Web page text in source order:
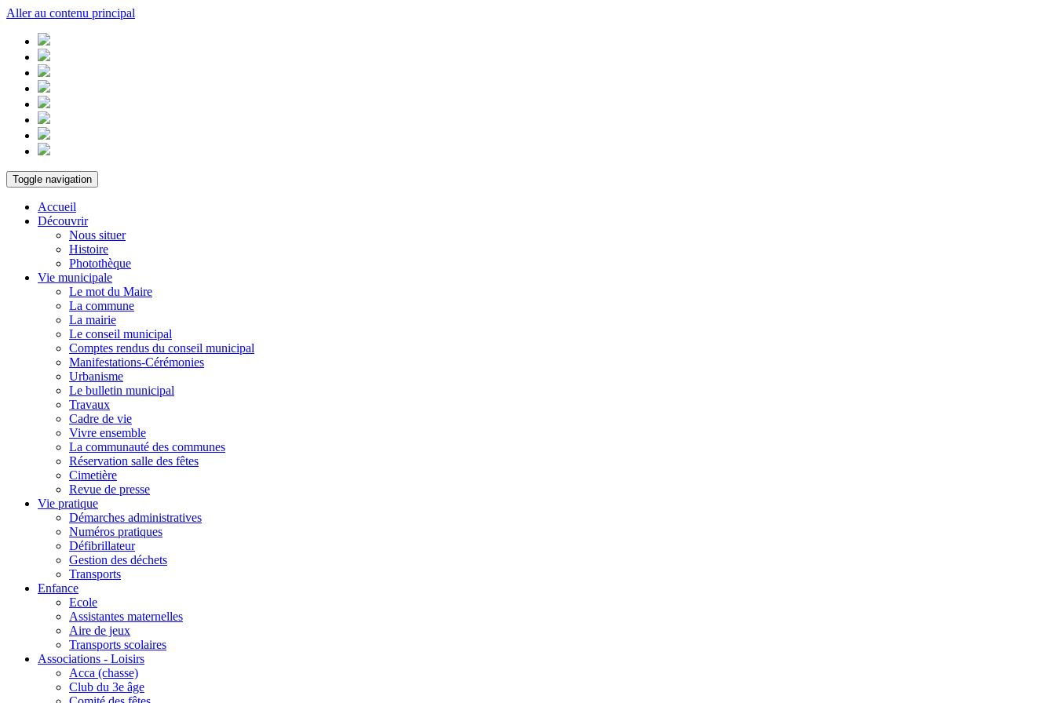
Aller au contenu principal
Toggle navigation
Accueil
Découvrir
Nous situer
Histoire
Photothèque
Vie municipale
Le mot du Maire
La commune
La mairie
Le conseil municipal
Comptes rendus du conseil municipal
Manifestations-Cérémonies
Urbanisme
Le bulletin municipal
Travaux
Cadre de vie
Vivre ensemble
La communauté des communes
Réservation salle des fêtes
Cimetière
Revue de presse
Vie pratique
Démarches administratives
Numéros pratiques
Défibrillateur
Gestion des déchets
Transports
Enfance
Ecole
Assistantes maternelles
Aire de jeux
Transports scolaires
Associations - Loisirs
Acca (chasse)
Club du 3e âge